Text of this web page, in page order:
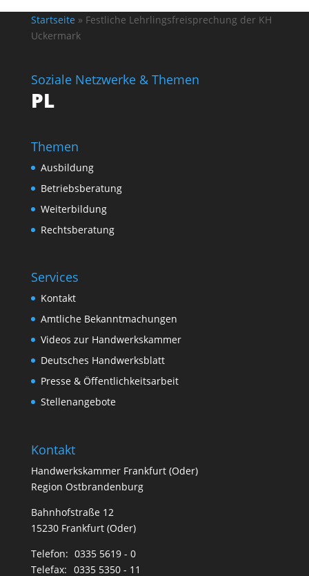
Startseite » Festliche Lehrlingsfreisprechung der KH
Uckermark
Soziale Netzwerke & Themen
PL
Themen
Ausbildung
Betriebsberatung
Weiterbildung
Rechtsberatung
Services
Kontakt
Amtliche Bekanntmachungen
Videos zur Handwerkskammer
Deutsches Handwerksblatt
Presse & Öffentlichkeitsarbeit
Stellenangebote
Kontakt
Handwerkskammer Frankfurt (Oder)
Region Ostbrandenburg
Bahnhofstraße 12
15230 Frankfurt (Oder)
Telefon: 0335 5619 - 0
Telefax: 0335 5350 - 11